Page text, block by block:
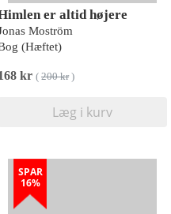
er altid højere
Moström
(Hæftet)
kr ( 200 kr)
Læg i kurv
SPAR
16%